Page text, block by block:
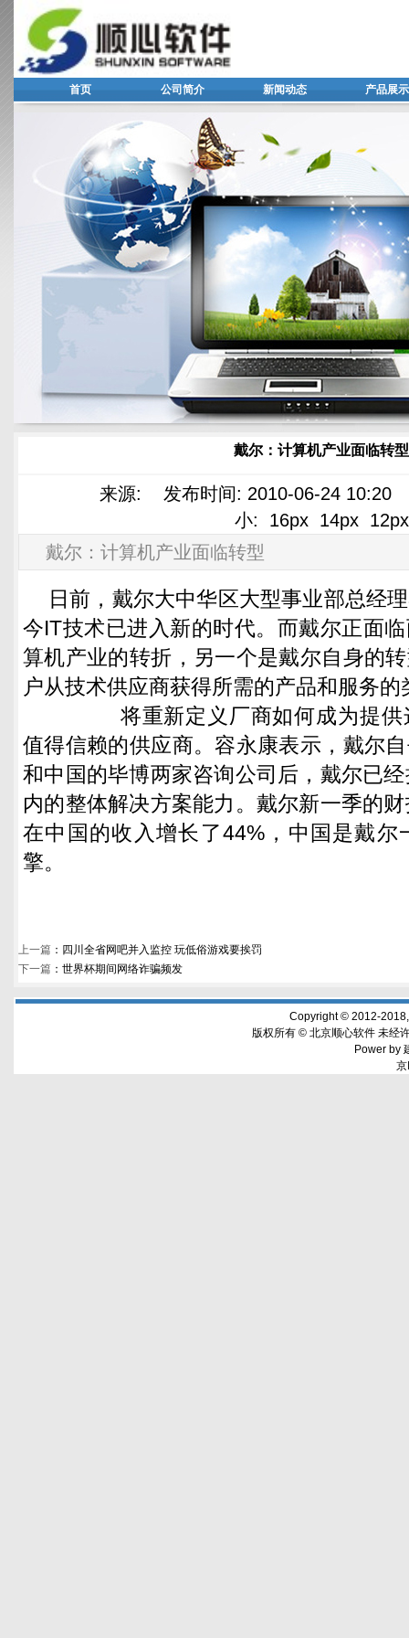
首页 公司简介 新闻动态 产品展示
戴尔：计算机产业面临转型
来源: 发布时间: 2010-06-24 10:20
小: 16px 14px
12px
戴尔：计算机产业面临转型
日前，戴尔大中华区大型事业部总经
今IT技术已进入新的时代。而戴尔正面
算机产业的转折，另一个是戴尔自身的
户从技术供应商获得所需的产品和服务的
将重新定义厂商如何成为提供
值得信赖的供应商。容永康表示，戴尔
和中国的毕博两家咨询公司后，戴尔已
内的整体解决方案能力。戴尔新一季的
在中国的收入增长了44%，中国是戴尔
擎。
上一篇 ： 四川全省网吧并入监控 玩低俗游戏要挨罚
下一篇 ： 世界杯期间网络诈骗频发
Copyright © 2012-
版权所有 © 北京顺心软件 未经
Power by